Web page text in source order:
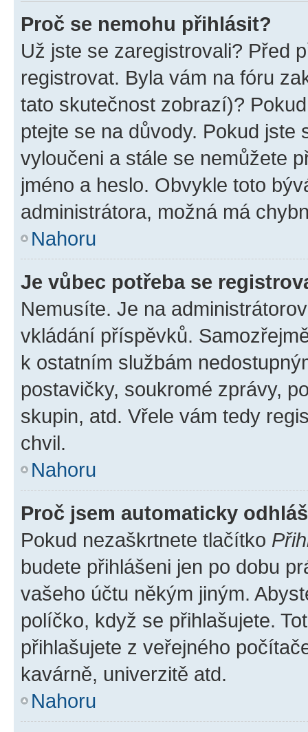
Proč se nemohu přihlásit?
Už jste se zaregistrovali? Před
registrovat. Byla vám na fóru
tato skutečnost zobrazí)?
ptejte se na důvody. Pokud jste
vyloučeni a stále se nemůžete
jméno a heslo. Obvykle toto
administrátora, možná má
Nahoru
Je vůbec potřeba se
Nemusíte. Je na
vkládání příspěvků.
k ostatním službám
postavičky, soukromé zprávy,
skupin, atd. Vřele vám tedy
chvil.
Nahoru
Proč jsem automaticky
Pokud nezaškrtnete tlačítko
budete přihlášeni jen po dobu
vašeho účtu někým jiným.
políčko, když se přihlašujete.
přihlašujete z veřejného
kavárně, univerzitě atd.
Nahoru